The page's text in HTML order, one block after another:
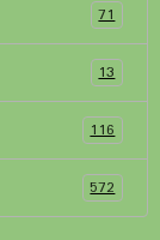
71
13
116
572